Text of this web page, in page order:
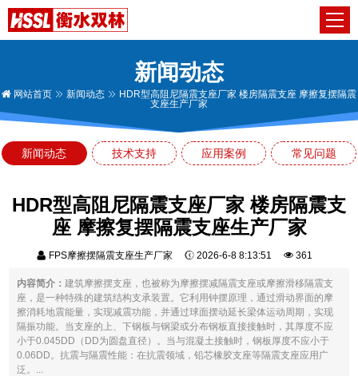
新闻动态
网站首页 新闻动态
HDR型高阻尼隔震支座厂家 楼房隔震支座 摩擦复摆隔震
支座生产厂家
新闻动态 技术支持 应用案例 常见问题
HDR型高阻尼隔震支座厂家 楼房隔震支
座 摩擦复摆隔震支座生产厂家
FPS摩擦摆隔震支座生产厂家 2026-6-8 8:13:51 361
内容简介：建筑摩擦摆支座，也被称为摩擦摆减隔震支座或摩擦滑移隔震支
座，是一种特殊的建筑结构支承装置。它利用钟摆原理，通过滑动界面的摩
擦消耗地震能量，实现减震功能，并通过球面摆动延长梁体运动周期，实现
隔振功能。当支座的上、下钢板与钢梁或分布钢板直接接触时，其厚度不应
小于0.045DD（DD为圆盘直径）。当与混凝土接触时，钢板厚度不应小于
0.06DD。抗震与隔震性能：在抗震领域，铅芯橡胶支座等隔震支座应用广
泛。...